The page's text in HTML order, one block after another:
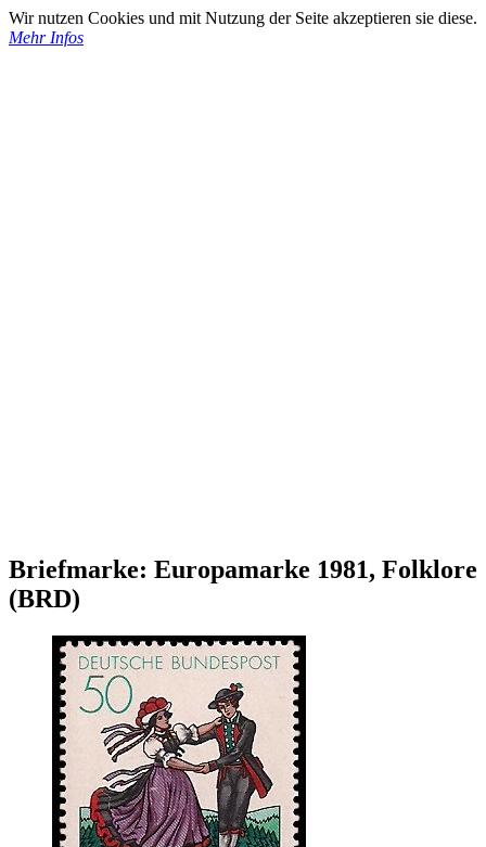
Wir nutzen Cookies und mit Nutzung der Seite akzeptieren sie diese.
Mehr Infos
Briefmarke: Europamarke 1981, Folklore
(BRD)